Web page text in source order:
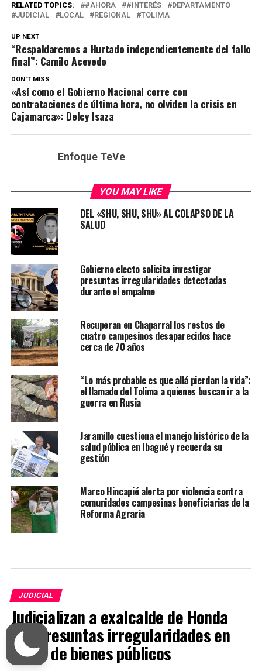
RELATED TOPICS: #AHORA #INTERÉS
DEPARTAMENTO
JUDICIAL
LOCAL REGIONAL TOLIMA
UP NEXT
“Respaldaremos a Hurtado independientemente del fallo
final”: Camilo Acevedo
DON'T MISS
«Así como el Gobierno Nacional corre con
contrataciones de última hora, no olviden la crisis en
Cajamarca»: Delcy Isaza
Enfoque TeVe
YOU MAY LIKE
DEL «SHU, SHU, SHU» AL COLAPSO DE LA
SALUD
Gobierno electo solicita investigar
presuntas irregularidades detectadas
durante el empalme
Recuperan en Chaparral los restos de
cuatro campesinos desaparecidos hace
cerca de 70 años
“Lo más probable es que allá pierdan la vida”:
el llamado del Tolima a quienes buscan ir a la
guerra en Rusia
Jaramillo cuestiona el manejo histórico de la
salud pública en Ibagué y recuerda su
gestión
Marco Hincapié alerta por violencia contra
comunidades campesinas beneficiarias de la
Reforma Agraria
JUDICIAL
Judicializan a exalcalde de Honda
por presuntas irregularidades en
venta de bienes públicos